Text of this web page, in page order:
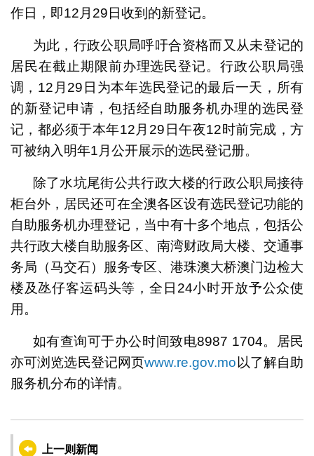
作日，即12月29日收到的新登记。
为此，行政公职局呼吁合资格而又从未登记的
居民在截止期限前办理选民登记。行政公职局强
调，12月29日为本年选民登记的最后一天，所有
的新登记申请，包括经自助服务机办理的选民登
记，都必须于本年12月29日午夜12时前完成，方
可被纳入明年1月公开展示的选民登记册。
除了水坑尾街公共行政大楼的行政公职局接待
柜台外，居民还可在全澳各区设有选民登记功能的
自助服务机办理登记，当中有十多个地点，包括公
共行政大楼自助服务区、南湾财政局大楼、交通事
务局（马交石）服务专区、港珠澳大桥澳门边检大
楼及氹仔客运码头等，全日24小时开放予公众使
用。
如有查询可于办公时间致电8987 1704。居民
亦可浏览选民登记网页www.re.gov.mo 以了解自助
服务机分布的详情。
上一则新闻